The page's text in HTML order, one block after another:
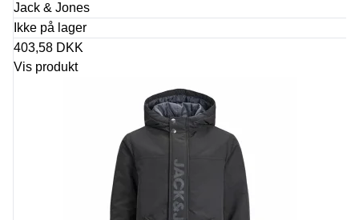
Jack & Jones
Ikke på lager
403,58 DKK
Vis produkt